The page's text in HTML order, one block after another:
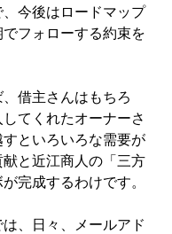
今後はロードマップ
フォローする約束を
借主さんはもちろ
てくれたオーナーさ
といろいろな需要が
と近江商人の「三方
完成するわけです。
、日々、メールアド